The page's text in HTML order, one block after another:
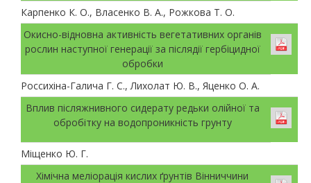
Карпенко К. О., Власенко В. А., Рожкова Т. О.
Окисно-відновна активність вегетативних органів
рослин наступної генерації за післядії гербіцидної
обробки
Россихіна-Галича Г. С., Лихолат Ю. В., Яценко О. А.
Вплив післяжнивного сидерату редьки олійної та
обробітку на водопроникність грунту
Міщенко Ю. Г.
Хімічна меліорація кислих ґрунтів Вінниччини